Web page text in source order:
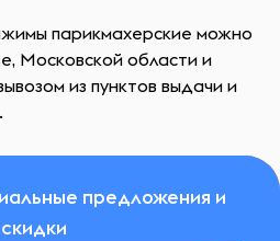
парикмахерские можно
Московской области и
из пунктов выдачи и
предложения и
скидки